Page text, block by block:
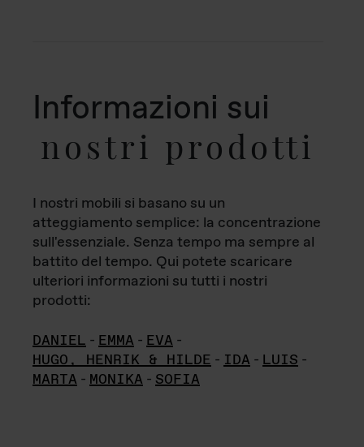
Informazioni sui
nostri prodotti
I nostri mobili si basano su un
atteggiamento semplice: la concentrazione
sull'essenziale. Senza tempo ma sempre al
battito del tempo. Qui potete scaricare
ulteriori informazioni su tutti i nostri
prodotti:
DANIEL - EMMA - EVA -
HUGO, HENRIK & HILDE - IDA - LUIS -
MARTA - MONIKA - SOFIA